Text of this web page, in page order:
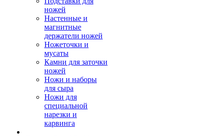
ножей
Настенные и
магнитные
держатели ножей
Ножеточки и
мусаты
Камни для заточки
ножей
Ножи и наборы
для сыра
Ножи для
специальной
нарезки и
карвинга